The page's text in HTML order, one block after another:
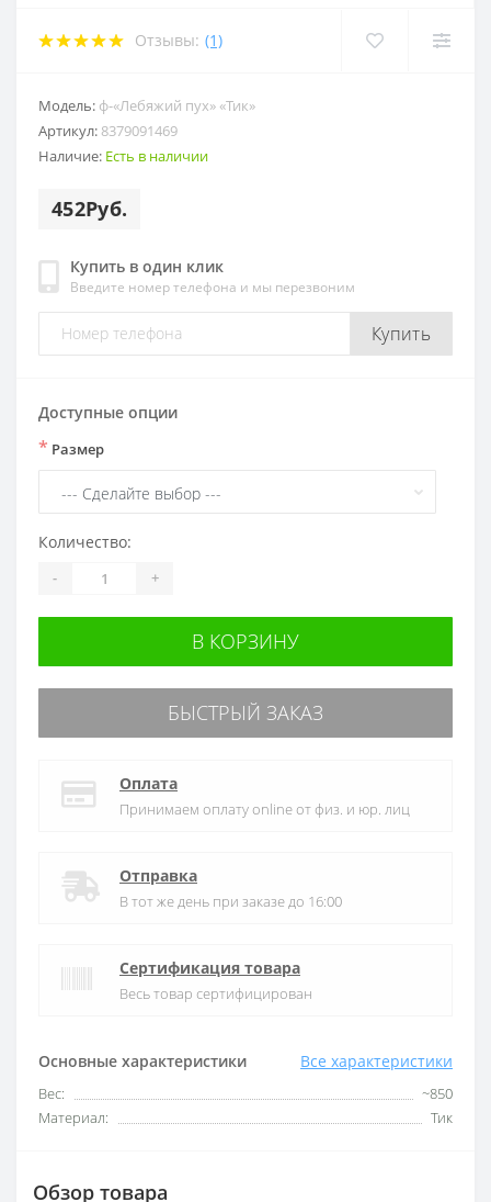
Отзывы: (1)
Модель: ф-«Лебяжий пух» «Тик»
Артикул: 8379091469
Наличие: Есть в наличии
452Руб.
Купить в один клик
Введите номер телефона и мы перезвоним
Купить
Основные характеристики Все характеристики
Вес:
~850
Материал:
Тик
Доступные опции
* Размер
Количество:
- +
В КОРЗИНУ
БЫСТРЫЙ ЗАКАЗ
Оплата
Принимаем оплату online от физ. и юр. лиц
Отправка
В тот же день при заказе до 16:00
Сертификация товара
Весь товар сертифицирован
Обзор товара